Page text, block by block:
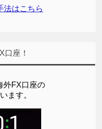
法はこちら
口座！
外FX口座の
ます。